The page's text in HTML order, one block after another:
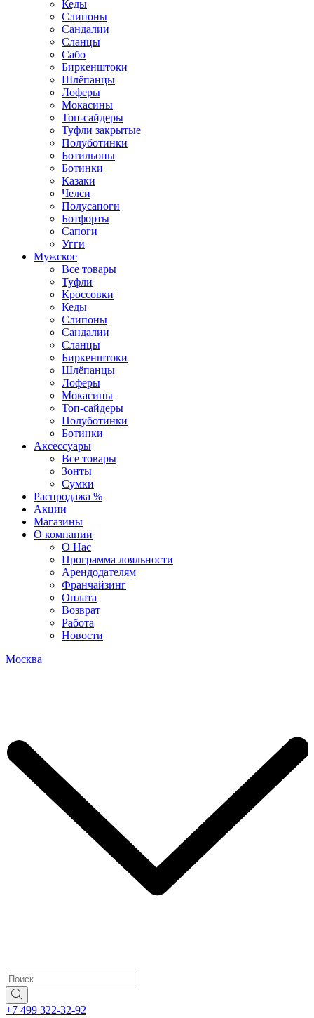
Кеды
Слипоны
Сандалии
Сланцы
Сабо
Биркенштоки
Шлёпанцы
Лоферы
Мокасины
Топ-сайдеры
Туфли закрытые
Полуботинки
Ботильоны
Ботинки
Казаки
Челси
Полусапоги
Ботфорты
Сапоги
Угги
Мужское
Все товары
Туфли
Кроссовки
Кеды
Слипоны
Сандалии
Сланцы
Биркенштоки
Шлёпанцы
Лоферы
Мокасины
Топ-сайдеры
Полуботинки
Ботинки
Аксессуары
Все товары
Зонты
Сумки
Распродажа %
Акции
Магазины
О компании
О Нас
Программа лояльности
Арендодателям
Франчайзинг
Оплата
Возврат
Работа
Новости
Москва
+7 499 322-32-92